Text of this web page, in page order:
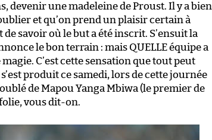
devenir une madeleine de Proust. Il y a bien
et qu’on prend un plaisir certain à
savoir où le but a été inscrit. S’ensuit la
le bon terrain : mais QUELLE équipe a
C’est cette sensation que tout peut
produit ce samedi, lors de cette journée
de Mapou Yanga Mbiwa (le premier de
vous dit-on.